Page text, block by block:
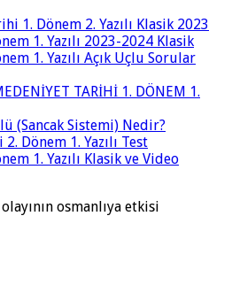
1. Dönem 2. Yazılı Klasik 2023
1. Yazılı 2023-2024 Klasik
1. Yazılı Açık Uçlu Sorular
TARİHİ 1. DÖNEM 1.
(Sancak Sistemi) Nedir?
Dönem 1. Yazılı Test
1. Yazılı Klasik ve Video
osmanlıya etkisi